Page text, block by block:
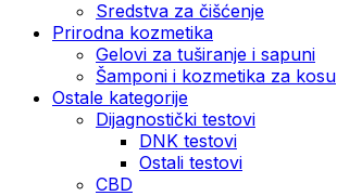
Sredstva za čišćenje
Prirodna kozmetika
Gelovi za tuširanje i sapuni
Šamponi i kozmetika za kosu
Ostale kategorije
Dijagnostički testovi
DNK testovi
Ostali testovi
CBD